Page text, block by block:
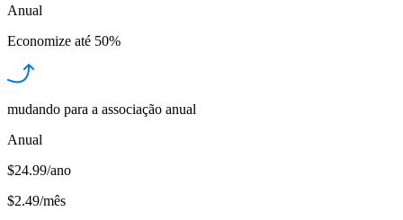
Anual
Economize até 50%
mudando para a associação anual
Anual
$24.99/ano
$2.49/mês